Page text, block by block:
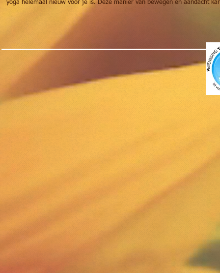
yoga helemaal nieuw voor je is. Deze manier van bewegen en aandacht